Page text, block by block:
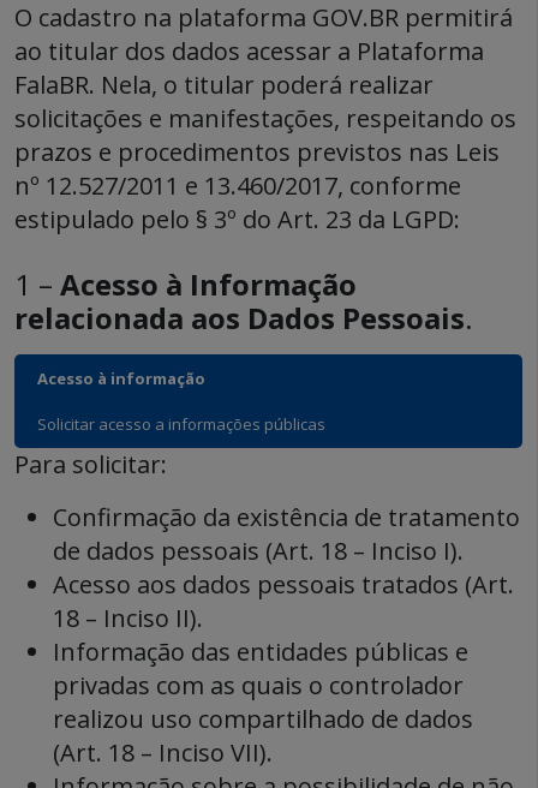
O cadastro na plataforma GOV.BR permitirá
ao titular dos dados acessar a Plataforma
FalaBR. Nela, o titular poderá realizar
solicitações e manifestações, respeitando os
prazos e procedimentos previstos nas Leis
nº 12.527/2011 e 13.460/2017, conforme
estipulado pelo § 3º do Art. 23 da LGPD:
1 – Acesso à Informação
relacionada aos Dados Pessoais.
Acesso à informação
Solicitar acesso a informações públicas
Para solicitar:
Confirmação da existência de tratamento
de dados pessoais (Art. 18 – Inciso I).
Acesso aos dados pessoais tratados (Art.
18 – Inciso II).
Informação das entidades públicas e
privadas com as quais o controlador
realizou uso compartilhado de dados
(Art. 18 – Inciso VII).